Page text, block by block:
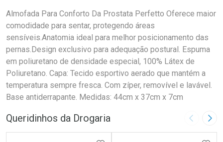
Almofada Para Conforto Da Prostata Perfetto Oferece maior
comodidade para sentar, protegendo áreas
sensíveis.Anatomia ideal para melhor posicionamento das
pernas.Design exclusivo para adequação postural. Espuma
em poliuretano de densidade especial, 100% Látex de
Poliuretano. Capa: Tecido esportivo aerado que mantém a
temperatura sempre fresca. Com zíper, removível e lavável.
Base antiderrapante. Medidas: 44cm x 37cm x 7cm
Queridinhos da Drogaria Imagem